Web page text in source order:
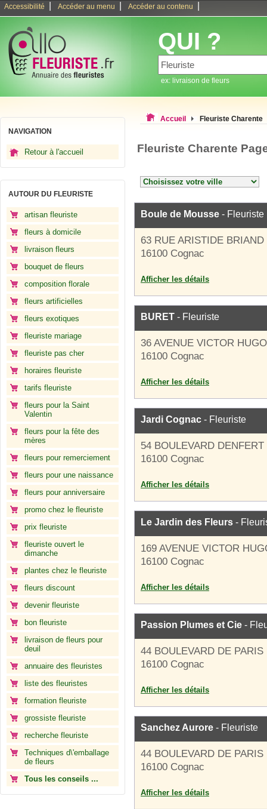
Accessibilité Accéder au menu Accéder au contenu
QUI ?
ex: livraison de fleurs
NAVIGATION
Retour à l'accueil
AUTOUR DU FLEURISTE
artisan fleuriste
fleurs à domicile
livraison fleurs
bouquet de fleurs
composition florale
fleurs artificielles
fleurs exotiques
fleuriste mariage
fleuriste pas cher
horaires fleuriste
tarifs fleuriste
fleurs pour la Saint
Valentin
fleurs pour la fête des
mères
fleurs pour remerciement
fleurs pour une naissance
fleurs pour anniversaire
promo chez le fleuriste
prix fleuriste
fleuriste ouvert le
dimanche
plantes chez le fleuriste
fleurs discount
devenir fleuriste
bon fleuriste
livraison de fleurs pour
deuil
annuaire des fleuristes
liste des fleuristes
formation fleuriste
grossiste fleuriste
recherche fleuriste
Techniques d\'emballage
de fleurs
Tous les conseils ...
Accueil Fleuriste Charente
Fleuriste Charente
Boule de Mousse - Fleuriste
63 RUE ARISTIDE BRIAND
16100 Cognac
Afficher les détails
BURET - Fleuriste
36 AVENUE VICTOR HUGO
16100 Cognac
Afficher les détails
Jardi Cognac - Fleuriste
54 BOULEVARD
16100 Cognac
Afficher les détails
Le Jardin des Fleurs -
169 AVENUE VICTOR
16100 Cognac
Afficher les détails
Passion Plumes et Cie -
44 BOULEVARD DE PARIS
16100 Cognac
Afficher les détails
Sanchez Aurore - Fleuriste
44 BOULEVARD DE PARIS
16100 Cognac
Afficher les détails